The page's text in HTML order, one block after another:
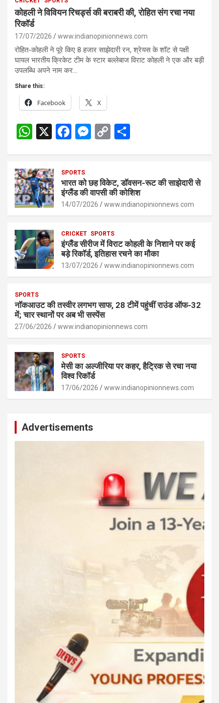
कोहली ने विवियन रिचर्ड्स की बराबरी की, रोहित संग रचा नया
रिकॉर्ड
17/07/2026 www.indianopinionnews.com
रोहित-कोहली ने पूरे किए 8 हजार साझेदारी रन, श्रेयस के शॉट से पक्षी
घायल भारतीय क्रिकेट टीम के स्टार बल्लेबाज विराट कोहली ने एक और बड़ी
उपलब्धि अपने नाम कर…
Share this:
Facebook X
W
s
A
p
p
X
F
b
o
o
M
n
g
er
C
Li
n
k
e
SPORTS
भारत को छह विकेट, डॉवसन-रूट की साझेदारी से
इंग्लैंड की वापसी की कोशिश
14/07/2026 www.indianopinionnews.com
CRICKET SPORTS
इंग्लैंड सीरीज में विराट कोहली के निशाने पर कई
बड़े रिकॉर्ड, इतिहास रचने का मौका
13/07/2026 www.indianopinionnews.com
SPORTS
नॉकआउट की तस्वीर लगभग साफ, 28 टीमें पहुंचीं राउंड ऑफ-32
में; चार स्थानों पर अब भी सस्पेंस
27/06/2026 www.indianopinionnews.com
SPORTS
मेसी का अल्जीरिया पर कहर, हैट्रिक से रचा नया
विश्व रिकॉर्ड
17/06/2026 www.indianopinionnews.com
Advertisements